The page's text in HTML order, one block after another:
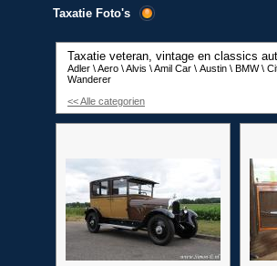
Taxatie Foto's
Taxatie veteran, vintage en classics
Adler \ Aero \ Alvis \ Amil Car \ Austin \ BMW \
Wanderer
<< Alle categorien